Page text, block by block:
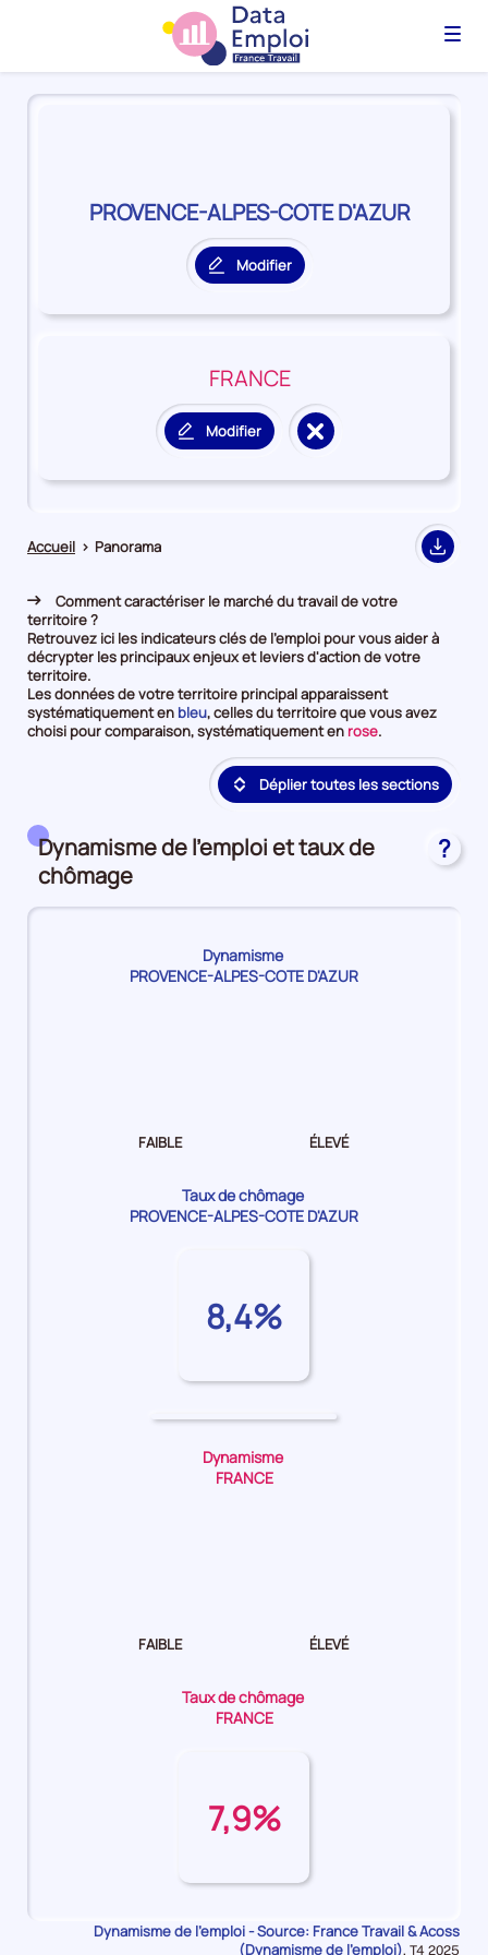
Menu
Panorama
PROVENCE-ALPES-COTE D'AZUR
Modifier
le
principal
FRANCE
Modifier
le
de
Supprimer
de
Accueil > Panorama Export
Comment caractériser le marché du travail de votre
territoire ?
Retrouvez ici les indicateurs clés de l'emploi pour vous aider à
décrypter les principaux enjeux et leviers d'action de votre
territoire.
Les données de votre territoire principal apparaissent
systématiquement en bleuet
en
position
par
catégorie
donnée
, celles du territoire que vous avez
choisi pour comparaison, systématiquement en roseet
deuxième
position
par
.
Déplier toutes les sections
Dynamisme de l'emploi et taux de
chômage
?
Dynamisme
PROVENCE-ALPES-COTE D'AZUR
FAIBLE ÉLEVÉ
Taux de chômage
PROVENCE-ALPES-COTE D'AZUR
8,4%
Dynamisme
FRANCE
FAIBLE ÉLEVÉ
Taux de chômage
FRANCE
7,9%
Dynamisme de l'emploi - Source: France Travail & Acoss
(Dynamisme de l'emploi), Données
T4 2025